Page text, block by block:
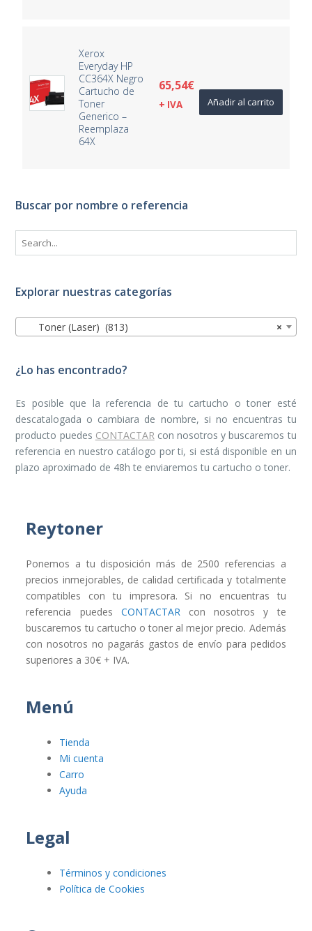
Xerox
Everyday HP
CC364X Negro
Cartucho de
Toner
Generico –
Reemplaza
64X
65,54€
+ IVA Añadir al carrito
Buscar por nombre o referencia
Explorar nuestras categorías
×
Toner (Laser) (813)
¿Lo has encontrado?
Es posible que la referencia de tu cartucho o toner esté
descatalogada o cambiara de nombre, si no encuentras tu
producto puedes CONTACTARcon nosotros y buscaremos tu
referencia en nuestro catálogo por ti, si está disponible en un
plazo aproximado de 48h te enviaremos tu cartucho o toner.
Reytoner
Ponemos a tu disposición más de 2500 referencias a
precios inmejorables, de calidad certificada y totalmente
compatibles con tu impresora. Si no encuentras tu
referencia puedes CONTACTARcon nosotros y te
buscaremos tu cartucho o toner al mejor precio. Además
con nosotros no pagarás gastos de envío para pedidos
superiores a 30€ + IVA.
Menú
Tienda
Mi cuenta
Carro
Ayuda
Legal
Términos y condiciones
Política de Cookies